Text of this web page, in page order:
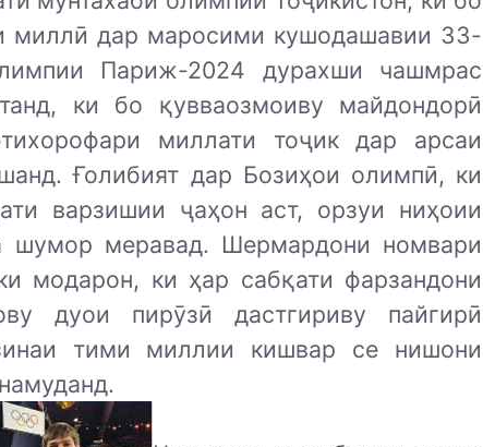
миллӣ дар маросими кушодашавии 33-
Париж-2024 дурахши чашмрас
ки бо қувваозмоиву майдондорӣ
миллати тоҷик дар арсаи
Ғолибият дар Бозиҳои олимпӣ, ки
варзишии ҷаҳон аст, орзуи ниҳоии
шумор меравад. Шермардони номвари
модарон, ки ҳар сабқати фарзандони
дуои пирӯзӣ дастгириву пайгирӣ
тими миллии кишвар се нишони